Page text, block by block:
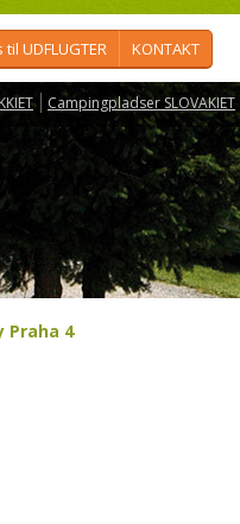
til UDFLUGTER KONTAKT
Campingpladser SLOVAKIET
Praha 4